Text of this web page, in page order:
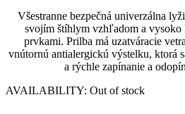
Všestranne bezpečná univerzálna
svojím štíhlym vzhľadom a
prvkami. Prilba má uzatváracie
vnútornú antialergickú výstelku, ktorá
a rýchle zapínanie a
AVAILABILITY: Out of stock